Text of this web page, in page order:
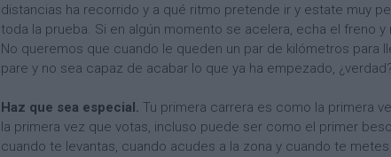
distancias ha recorrido y a qué ritmo pretende ir y estate muy
toda la prueba. Si en algún momento se acelera, echa el freno y
No queremos que cuando le queden un par de kilómetros para
pare y no sea capaz de acabar lo que ya ha empezado,
Haz que sea especial. Tu primera carrera es como la primera
la primera vez que votas, incluso puede ser como el primer
cuando te levantas, cuando acudes a la zona y cuando te